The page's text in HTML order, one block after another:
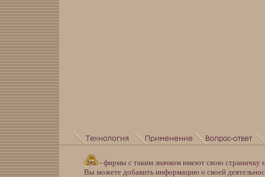
- фирмы с таким значком имеют свою страничку
Вы можете добавить информацию о своей